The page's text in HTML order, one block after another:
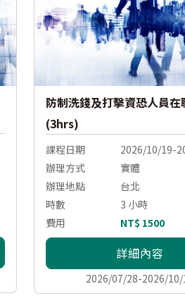
防制洗錢及打擊資恐人員在
(3hrs)
課程日期
2026/10/19-
辦理方式
實體
辦理地點
台北
時數
3 小時
費用
NT$ 1500
詳細內容
2026/07/28-2026/10/